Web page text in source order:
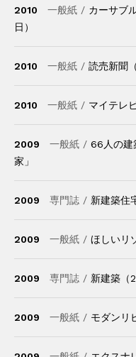
2010 一般紙 / カーサブ
日）
2010 一般紙 / 読売新聞
2010 一般紙 / マイテレ
2009 一般紙 / 66人の建
家」
2009 専門誌 / 新建築住
2009 一般紙 / ほしいリ
2009 専門誌 / 新建築（
2009 一般紙 / モダンリ